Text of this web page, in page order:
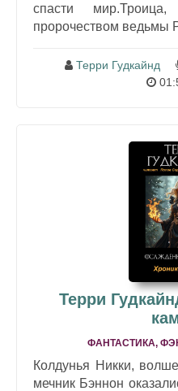
спасти
пророчеством ведьмы
Терри Гудкайнд
Терри
ФАНТАСТИКА,
Колдунья Никки,
мечник Бэннон